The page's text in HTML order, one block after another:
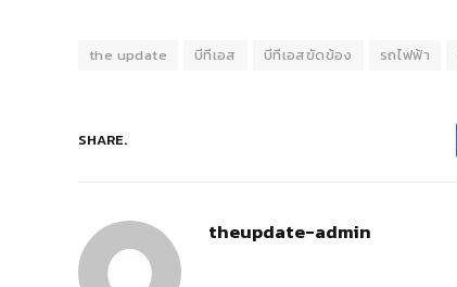
the update บีทีเอส บีทีเอสขัดข้อง รถไฟฟ้า
SHARE.
theupdate-admin